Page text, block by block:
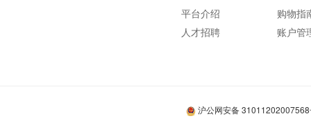
平台介绍
人才招聘
购物指
账户管
沪公网安备 31011202007568